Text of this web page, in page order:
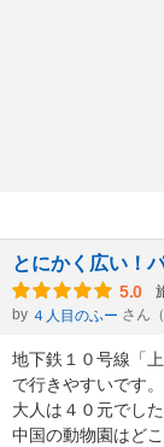
とにかく広い！
5.0
by ４人目のふー さん
地下鉄１０号線「
で行きやすいです。
大人は４０元でした
中国の動物園はど